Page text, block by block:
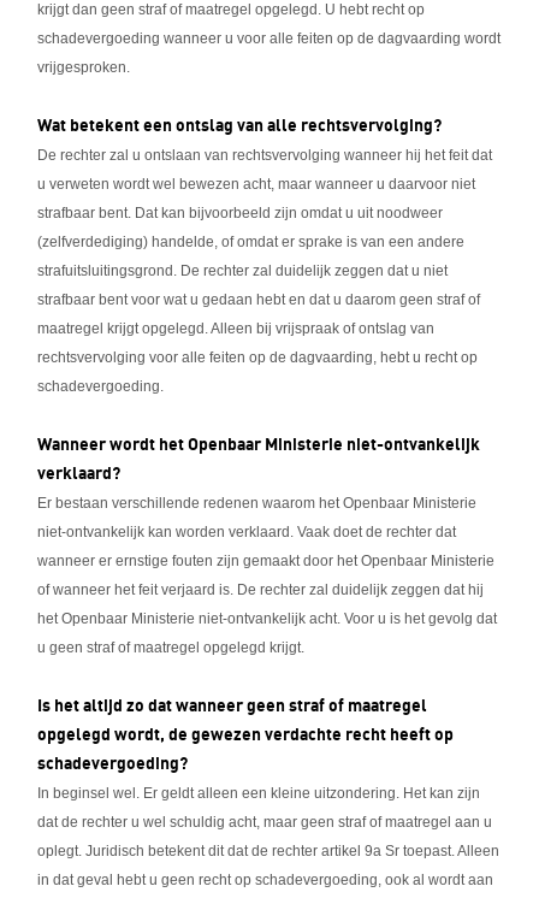
krijgt dan geen straf of maatregel opgelegd. U hebt recht op
schadevergoeding wanneer u voor alle feiten op de dagvaarding wordt
vrijgesproken.
Wat betekent een ontslag van alle rechtsvervolging?
De rechter zal u ontslaan van rechtsvervolging wanneer hij het feit dat
u verweten wordt wel bewezen acht, maar wanneer u daarvoor niet
strafbaar bent. Dat kan bijvoorbeeld zijn omdat u uit noodweer
(zelfverdediging) handelde, of omdat er sprake is van een andere
strafuitsluitingsgrond. De rechter zal duidelijk zeggen dat u niet
strafbaar bent voor wat u gedaan hebt en dat u daarom geen straf of
maatregel krijgt opgelegd. Alleen bij vrijspraak of ontslag van
rechtsvervolging voor alle feiten op de dagvaarding, hebt u recht op
schadevergoeding.
Wanneer wordt het Openbaar Ministerie niet-ontvankelijk
verklaard?
Er bestaan verschillende redenen waarom het Openbaar Ministerie
niet-ontvankelijk kan worden verklaard. Vaak doet de rechter dat
wanneer er ernstige fouten zijn gemaakt door het Openbaar Ministerie
of wanneer het feit verjaard is. De rechter zal duidelijk zeggen dat hij
het Openbaar Ministerie niet-ontvankelijk acht. Voor u is het gevolg dat
u geen straf of maatregel opgelegd krijgt.
Is het altijd zo dat wanneer geen straf of maatregel
opgelegd wordt, de gewezen verdachte recht heeft op
schadevergoeding?
In beginsel wel. Er geldt alleen een kleine uitzondering. Het kan zijn
dat de rechter u wel schuldig acht, maar geen straf of maatregel aan u
oplegt. Juridisch betekent dit dat de rechter artikel 9a Sr toepast. Alleen
in dat geval hebt u geen recht op schadevergoeding, ook al wordt aan